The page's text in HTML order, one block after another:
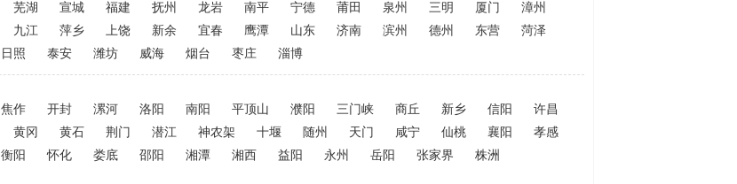
芜湖 宣城 福建 抚州 龙岩 南平 宁德 莆田 泉州 三明 厦门
漳州
九江 萍乡 上饶 新余 宜春 鹰潭 山东 济南 滨州 德州 东营
菏泽
日照 泰安 潍坊 威海 烟台 枣庄 淄博
焦作 开封 漯河 洛阳 南阳 平顶山 濮阳 三门峡 商丘 新乡 信阳
许昌
黄冈 黄石 荆门 潜江 神农架 十堰 随州 天门 咸宁 仙桃 襄阳
孝感
衡阳 怀化 娄底 邵阳 湘潭 湘西 益阳 永州 岳阳 张家界 株洲